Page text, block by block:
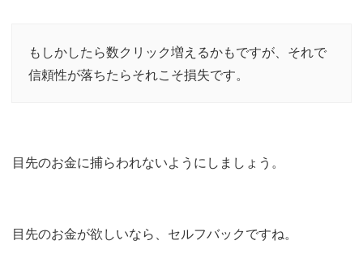
もしかしたら数クリック増えるかもですが、それで
信頼性が落ちたらそれこそ損失です。
目先のお金に捕らわれないようにしましょう。
目先のお金が欲しいなら、セルフバックですね。